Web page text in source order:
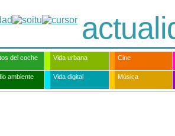
del coche Vida urbana Cine
ambiente Vida digital Música